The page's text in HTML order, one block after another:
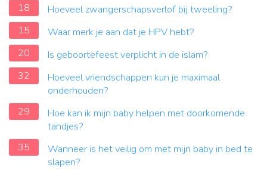
18
Hoeveel zwangerschapsverlof bij tweeling?
15
Waar merk je aan dat je HPV hebt?
20
Is geboortefeest verplicht in de islam?
32
Hoeveel vriendschappen kun je maximaal
onderhouden?
29
Hoe kan ik mijn baby helpen met doorkomende
tandjes?
35
Wanneer is het veilig om met mijn baby in bed te
slapen?